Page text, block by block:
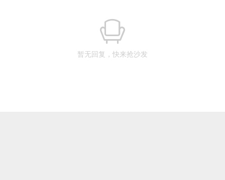
暂无回复，快来抢沙发